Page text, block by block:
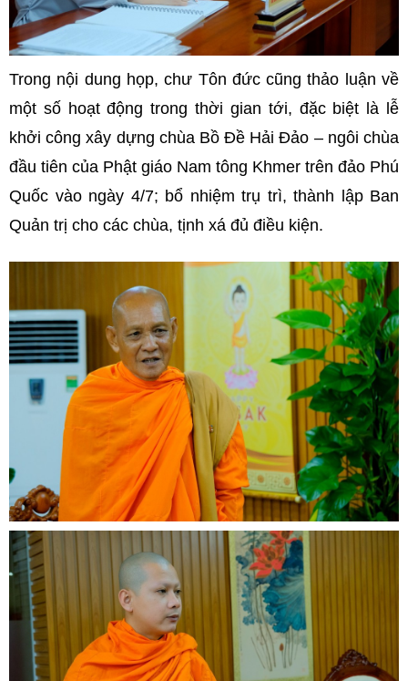
Trong nội dung họp, chư Tôn đức cũng thảo luận về
một số hoạt động trong thời gian tới, đặc biệt là lễ
khởi công xây dựng chùa Bồ Đề Hải Đảo – ngôi chùa
đầu tiên của Phật giáo Nam tông Khmer trên đảo Phú
Quốc vào ngày 4/7; bổ nhiệm trụ trì, thành lập Ban
Quản trị cho các chùa, tịnh xá đủ điều kiện.